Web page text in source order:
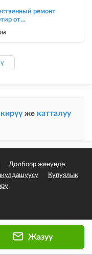
Жазуу
ремонт
от
ремонта до
кирүү же катталуу
Долбоор жөнүндө
Купуялык